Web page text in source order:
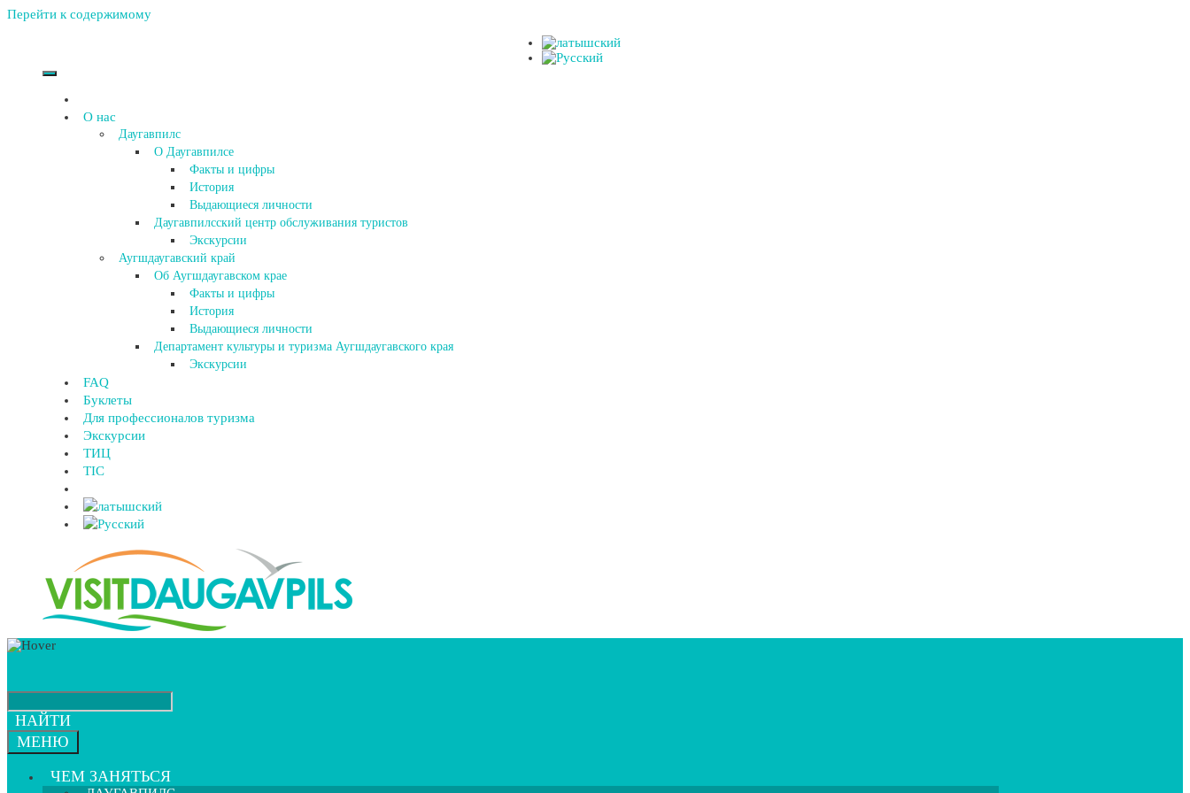
Перейти к содержимому
О нас
Даугавпилс
О Даугавпилсе
Факты и цифры
История
Выдающиеся личности
Даугавпилсский центр обслуживания туристов
Экскурсии
Аугшдаугавский край
Об Аугшдаугавском крае
Факты и цифры
История
Выдающиеся личности
Департамент культуры и туризма Аугшдаугавского края
Экскурсии
FAQ
Буклеты
Для профессионалов туризма
Экскурсии
ТИЦ
TIC
НАЙТИ
МЕНЮ
ЧЕМ ЗАНЯТЬСЯ